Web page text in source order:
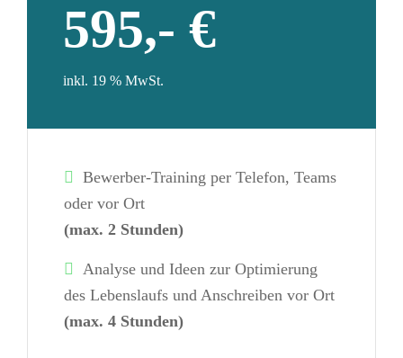
595,- €
inkl. 19 % MwSt.
Bewerber-Training per Telefon, Teams
oder vor Ort
(max. 2 Stunden)
Analyse und Ideen zur Optimierung
des Lebenslaufs und Anschreiben vor Ort
(max. 4 Stunden)